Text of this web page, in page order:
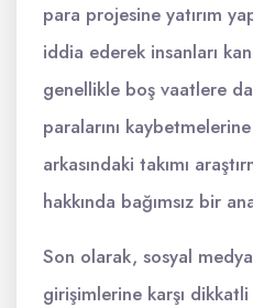
para projesine yatırım
iddia ederek insanları
genellikle boş vaatlere
paralarını
arkasındaki takımı
hakkında bağımsız bir
Son olarak, sosyal
girişimlerine karşı dikkatli